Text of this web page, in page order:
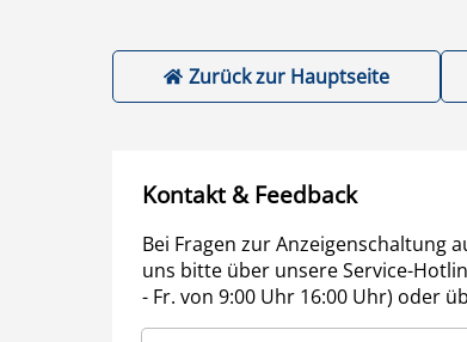
Zurück zur Hauptseite
Kontakt & Feedback
Bei Fragen zur Anzeigenschaltung
uns bitte über unsere Service-
- Fr. von 9:00 Uhr 16:00 Uhr) oder